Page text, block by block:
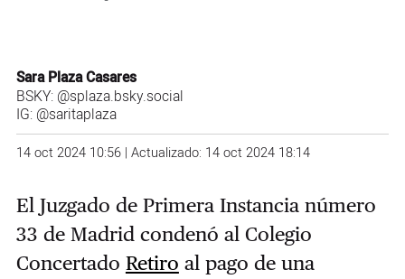
Sara Plaza Casares
BSKY: @splaza.bsky.social
IG: @saritaplaza
14 oct 2024 10:56 | Actualizado: 14 oct 2024 18:14
El Juzgado de Primera Instancia número
33 de Madrid condenó al Colegio
Concertado Retiro al pago de una